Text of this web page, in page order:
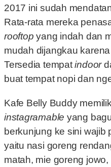
2017 ini sudah
Rata-rata mereka
rooftopyang indah dan
mudah dijangkau
Tersedia tempatindoor
buat tempat nopi dan
Kafe Belly Buddy
instagramable yang
berkunjung ke sini wajib
yaitu nasi goreng
matah, mie goreng